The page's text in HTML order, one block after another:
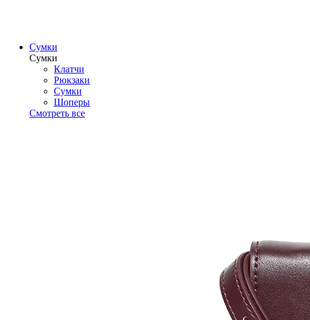
Сумки
Сумки
Клатчи
Рюкзаки
Сумки
Шоперы
Смотреть все